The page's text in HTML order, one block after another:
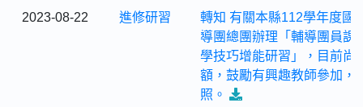
2023-08-22 進修研習
轉知 有關本縣112學年度國
導團總團辦理「輔導團員課
學技巧增能研習」，目前尚
額，鼓勵有興趣教師參加，
照。